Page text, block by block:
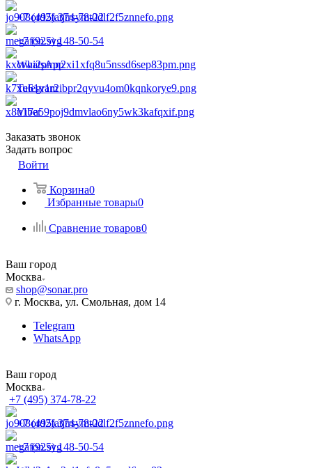
+7 (495) 374-78-22
+7 (925) 148-50-54
WhatsApp
Telegram
Viber
Заказать звонок
Задать вопрос
Войти
Корзина0
Избранные товары0
Сравнение товаров0
Ваш город
Москва
shop@sonar.pro
г. Москва, ул. Смольная, дом 14
Telegram
WhatsApp
Ваш город
Москва
+7 (495) 374-78-22
+7 (495) 374-78-22
+7 (925) 148-50-54